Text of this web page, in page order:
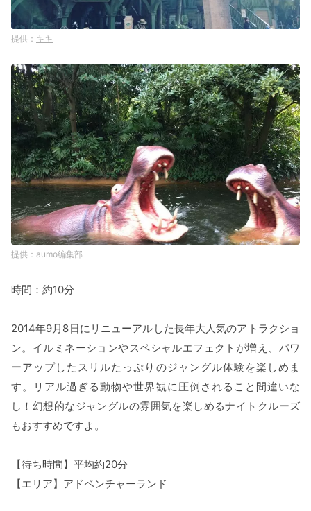
キキ
aumo編集部
時間：約10分
2014年9月8日にリニューアルした長年大人気のアトラクショ
ン。イルミネーションやスペシャルエフェクトが増え、パワ
ーアップしたスリルたっぷりのジャングル体験を楽しめま
す。リアル過ぎる動物や世界観に圧倒されること間違いな
し！幻想的なジャングルの雰囲気を楽しめるナイトクルーズ
もおすすめですよ。
【待ち時間】平均約20分
【エリア】アドベンチャーランド